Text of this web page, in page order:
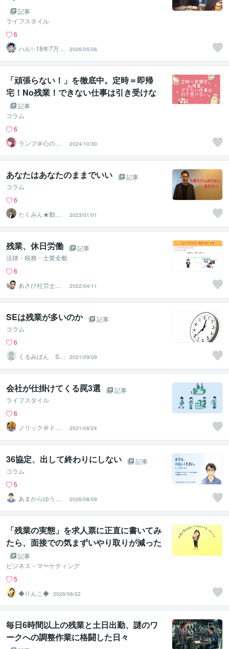
記事
ライフスタイル
6
ハル✨18年7万人
以上の実績×書籍
著者
2026/05/06
「頑張らない！」を徹底中。定時＝即帰
宅！No残業！できない仕事は引き受けな
い！記事
コラム
6
ランプ＠心のお
悩み解決専門家
2024/10/30
あなたはあなたのままでいい
記事
コラム
6
たくみん★勤労
学生
2023/01/01
残業、休日労働
記事
法律・税務・士業全般
6
あさひ社労士オ
フィス
2022/04/11
SEは残業が多いのか
記事
コラム
6
くるみぱん SE
歴10年の専業主
婦
2021/09/09
会社が仕掛けてくる罠3選
記事
ライフスタイル
6
ノリック＠ドッ
カンプレイヤー
2021/06/24
36協定、出して終わりにしない
記事
コラム
5
あまからゆうじ
らい
2026/08/09
「残業の実態」を求人票に正直に書いてみ
たら、面接での気まずいやり取りが減った
話 記事
ビジネス・マーケティング
5
◆りんこ◆ 2026/06/22
毎日6時間以上の残業と土日出勤、謎のワ
ークへの調整作業に格闘した日々